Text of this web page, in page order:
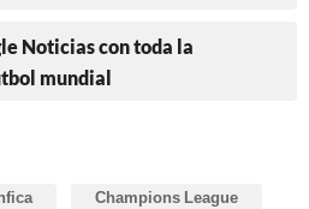
Noticias con toda la
mundial
Champions League